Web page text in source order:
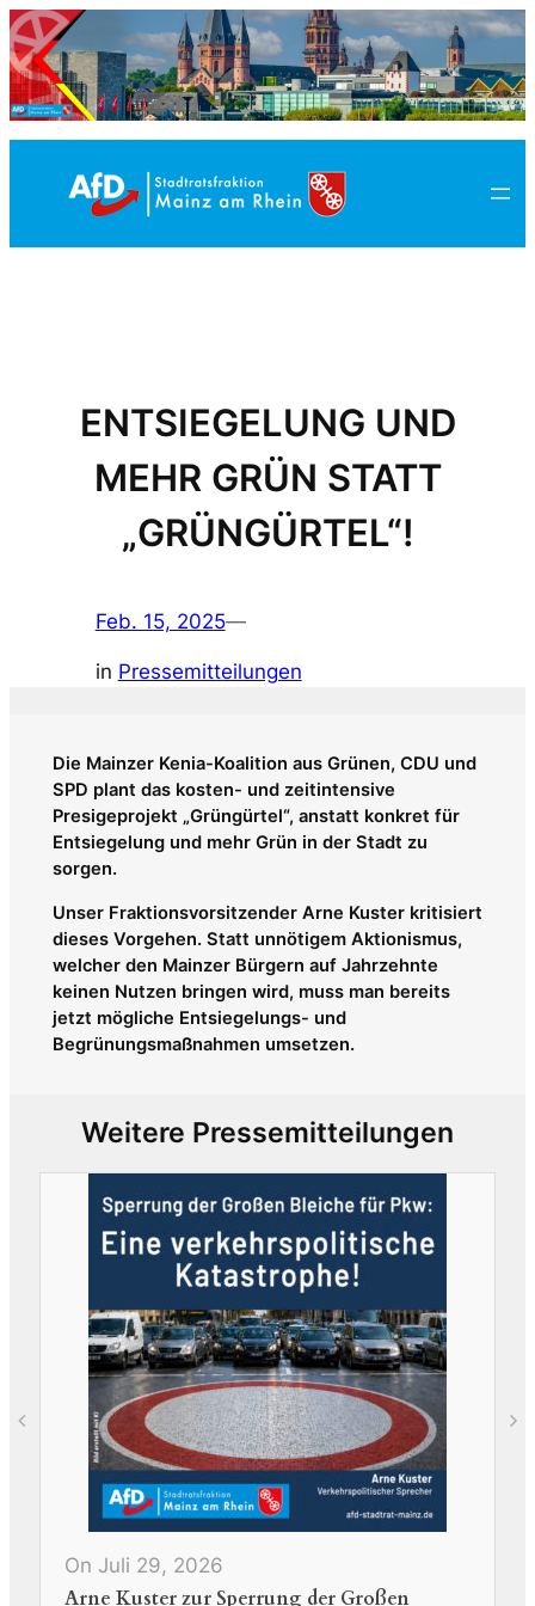
Zum
Inhalt
springen
ENTSIEGELUNG UND
MEHR GRÜN STATT
„GRÜNGÜRTEL“!
Feb. 15, 2025—
in Pressemitteilungen
Die Mainzer Kenia-Koalition aus Grünen, CDU und
SPD plant das kosten- und zeitintensive
Presigeprojekt „Grüngürtel“, anstatt konkret für
Entsiegelung und mehr Grün in der Stadt zu
sorgen.
Unser Fraktionsvorsitzender Arne Kuster kritisiert
dieses Vorgehen. Statt unnötigem Aktionismus,
welcher den Mainzer Bürgern auf Jahrzehnte
keinen Nutzen bringen wird, muss man bereits
jetzt mögliche Entsiegelungs- und
Begrünungsmaßnahmen umsetzen.
Weitere Pressemitteilungen
On Juli 29, 2026
Arne Kuster zur Sperrung der Großen